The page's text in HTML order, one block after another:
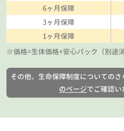
6ヶ月保障
3ヶ月保障
1ヶ月保障
※価格=生体価格+安心パック（別途
その他、生命保障制度についてのさ
のページでご確認い